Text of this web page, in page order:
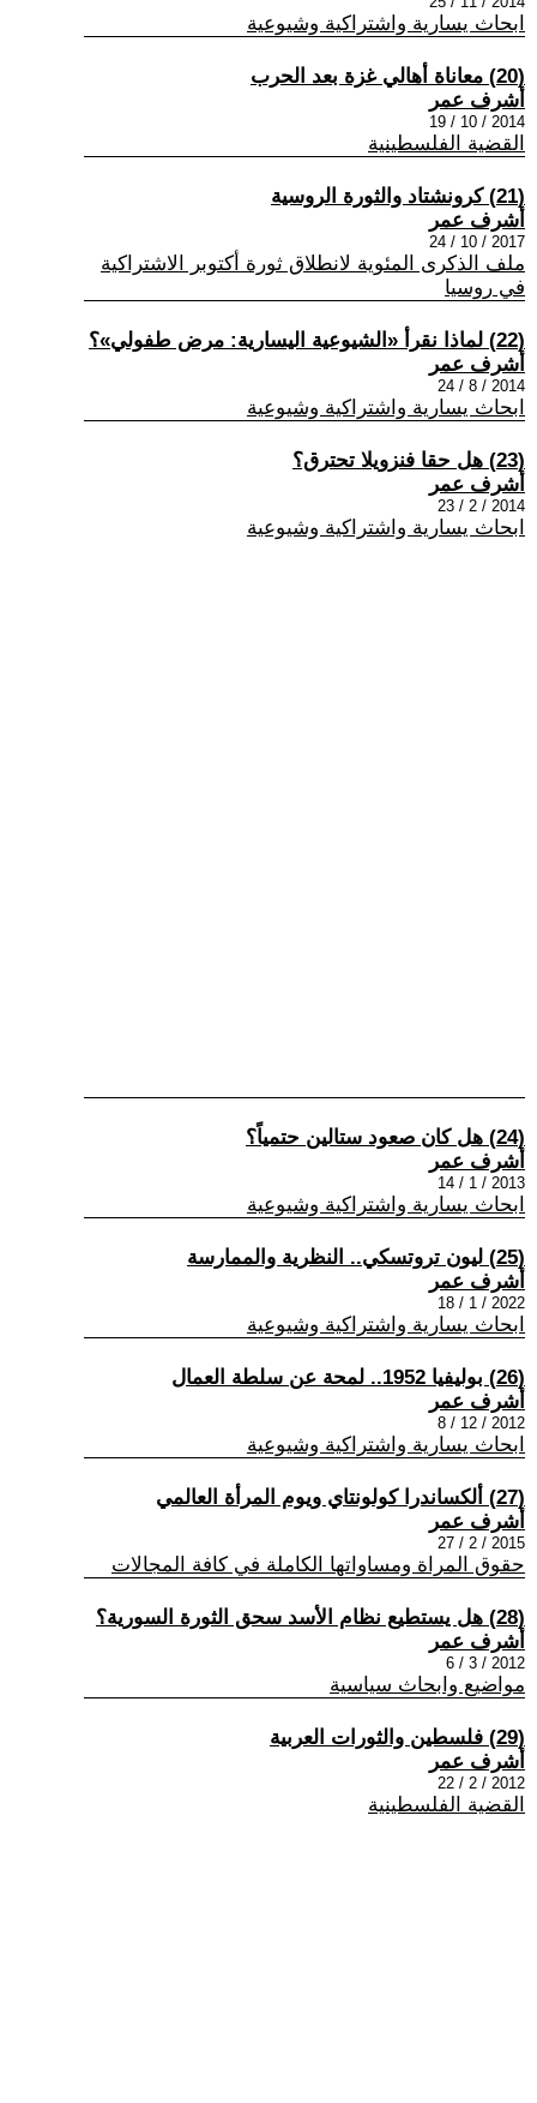
ابحاث يسارية واشتراكية وشيوعية
(20) معاناة أهالي غزة بعد الحرب
أشرف عمر
2014 / 10 / 19
القضية الفلسطينية
(21) كرونشتاد والثورة الروسية
أشرف عمر
2017 / 10 / 24
ملف الذكرى المئوية لانطلاق ثورة أكتوبر الاشتراكية
في روسيا
(22) لماذا نقرأ «الشيوعية اليسارية: مرض طفولي»؟
أشرف عمر
2014 / 8 / 24
ابحاث يسارية واشتراكية وشيوعية
(23) هل حقا فنزويلا تحترق؟
أشرف عمر
2014 / 2 / 23
ابحاث يسارية واشتراكية وشيوعية
(24) هل كان صعود ستالين حتمياً؟
أشرف عمر
2013 / 1 / 14
ابحاث يسارية واشتراكية وشيوعية
(25) ليون تروتسكي.. النظرية والممارسة
أشرف عمر
2022 / 1 / 18
ابحاث يسارية واشتراكية وشيوعية
(26) بوليفيا 1952.. لمحة عن سلطة العمال
أشرف عمر
2012 / 12 / 8
ابحاث يسارية واشتراكية وشيوعية
(27) ألكساندرا كولونتاي ويوم المرأة العالمي
أشرف عمر
2015 / 2 / 27
حقوق المراة ومساواتها الكاملة في كافة المجالات
(28) هل يستطيع نظام الأسد سحق الثورة السورية؟
أشرف عمر
2012 / 3 / 6
مواضيع وابحاث سياسية
(29) فلسطين والثورات العربية
أشرف عمر
2012 / 2 / 22
القضية الفلسطينية